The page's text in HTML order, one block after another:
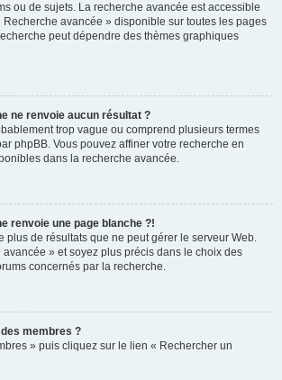
ou de sujets. La recherche avancée est accessible
avancée » disponible sur toutes les pages
peut dépendre des thèmes graphiques
ne renvoie aucun résultat ?
trop vague ou comprend plusieurs termes
phpBB. Vous pouvez affiner votre recherche en
dans la recherche avancée.
renvoie une page blanche ?!
plus de résultats que ne peut gérer le serveur Web.
» et soyez plus précis dans le choix des
concernés par la recherche.
membres ?
» puis cliquez sur le lien « Rechercher un